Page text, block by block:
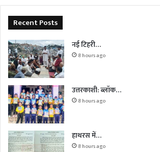
Recent Posts
नई टिहरी…
8 hours ago
उत्तरकाशी: ब्लॉक…
8 hours ago
हाथरस में…
8 hours ago